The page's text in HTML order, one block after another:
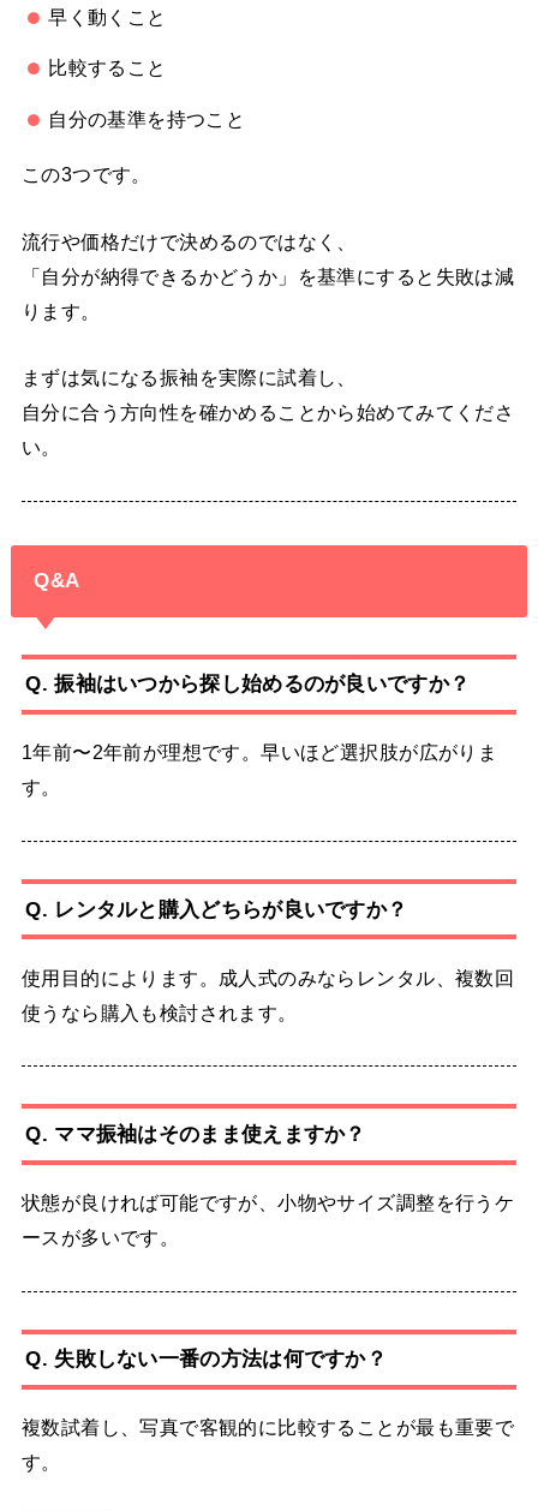
早く動くこと
比較すること
自分の基準を持つこと
この3つです。
流行や価格だけで決めるのではなく、
「自分が納得できるかどうか」を基準にすると失敗は減
ります。
まずは気になる振袖を実際に試着し、
自分に合う方向性を確かめることから始めてみてくださ
い。
Q&A
Q. 振袖はいつから探し始めるのが良いですか？
1年前〜2年前が理想です。早いほど選択肢が広がりま
す。
Q. レンタルと購入どちらが良いですか？
使用目的によります。成人式のみならレンタル、複数回
使うなら購入も検討されます。
Q. ママ振袖はそのまま使えますか？
状態が良ければ可能ですが、小物やサイズ調整を行うケ
ースが多いです。
Q. 失敗しない一番の方法は何ですか？
複数試着し、写真で客観的に比較することが最も重要で
す。